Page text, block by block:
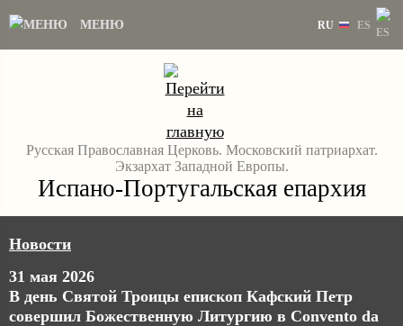
МЕНЮ RU ES
Русская Православная Церковь. Московский патриархат.
Экзархат Западной Европы.
Испано-Португальская епархия
Новости
31 мая 2026
В день Святой Троицы епископ Кафский Петр
совершил Божественную Литургию в Convento da